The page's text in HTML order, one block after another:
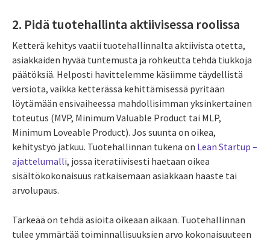
2. Pidä tuotehallinta aktiivisessa roolissa
Ketterä kehitys vaatii tuotehallinnalta aktiivista otetta,
asiakkaiden hyvää tuntemusta ja rohkeutta tehdä tiukkoja
päätöksiä. Helposti havittelemme käsiimme täydellistä
versiota, vaikka ketterässä kehittämisessä pyritään
löytämään ensivaiheessa mahdollisimman yksinkertainen
toteutus (MVP, Minimum Valuable Product tai MLP,
Minimum Loveable Product). Jos suunta on oikea,
kehitystyö jatkuu. Tuotehallinnan tukena on Lean Startup –
ajattelumalli, jossa iteratiivisesti haetaan oikea
sisältökokonaisuus ratkaisemaan asiakkaan haaste tai
arvolupaus.
Tärkeää on tehdä asioita oikeaan aikaan. Tuotehallinnan
tulee ymmärtää toiminnallisuuksien arvo kokonaisuuteen